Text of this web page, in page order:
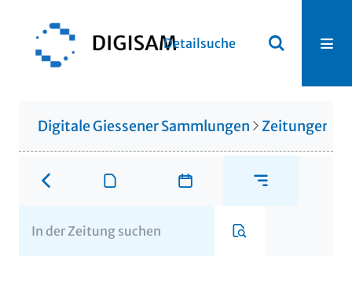
Detailsuche
Digitale Giessener Sammlungen Zeitungen